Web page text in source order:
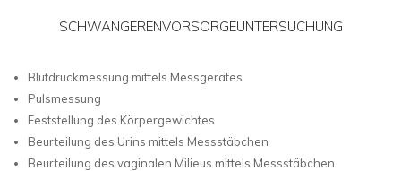
SCHWANGERENVORSORGEUNTERSUCHUNG
Blutdruckmessung mittels Messgerätes
Pulsmessung
Feststellung des Körpergewichtes
Beurteilung des Urins mittels Messstäbchen
Beurteilung des vaginalen Milieus mittels Messstäbchen